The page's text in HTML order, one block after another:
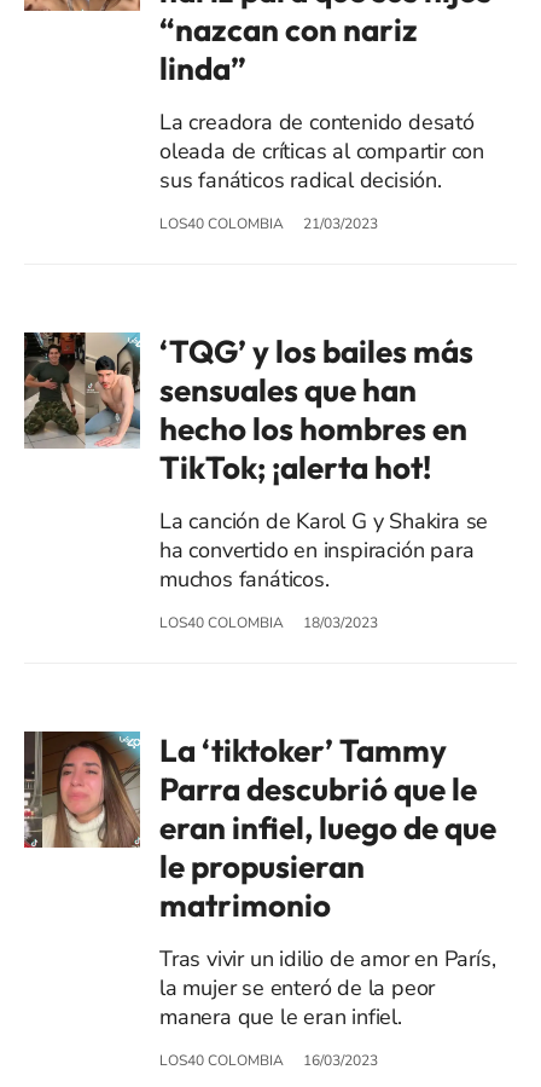
“nazcan con nariz
linda”
La creadora de contenido desató
oleada de críticas al compartir con
sus fanáticos radical decisión.
LOS40 COLOMBIA 21/03/2023
‘TQG’ y los bailes más
sensuales que han
hecho los hombres en
TikTok; ¡alerta hot!
La canción de Karol G y Shakira se
ha convertido en inspiración para
muchos fanáticos.
LOS40 COLOMBIA 18/03/2023
La ‘tiktoker’ Tammy
Parra descubrió que le
eran infiel, luego de que
le propusieran
matrimonio
Tras vivir un idilio de amor en París,
la mujer se enteró de la peor
manera que le eran infiel.
LOS40 COLOMBIA 16/03/2023